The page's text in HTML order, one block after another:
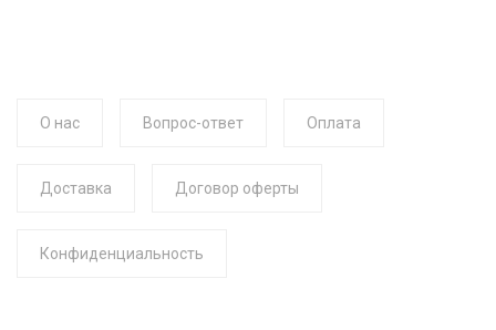
О нас Вопрос-ответ Оплата
Доставка Договор оферты
Конфиденциальность